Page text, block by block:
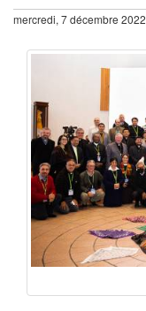
mercredi, 7 décembre 2022